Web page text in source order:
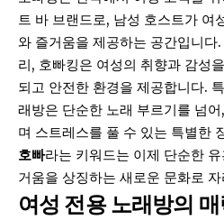
트 바 브랜드로, 남성 호스트가 여
와 즐거움을 제공하는 공간입니다
리, 호빠킹은 여성의 취향과 감성
되고 안전한 환경을 제공합니다.
래방은 단순한 노래 부르기를 넘
며 스트레스를 풀 수 있는 특별한
호빠라는 키워드는 이제 단순한
거움을 상징하는 새로운 문화로
여성 전용 노래방의